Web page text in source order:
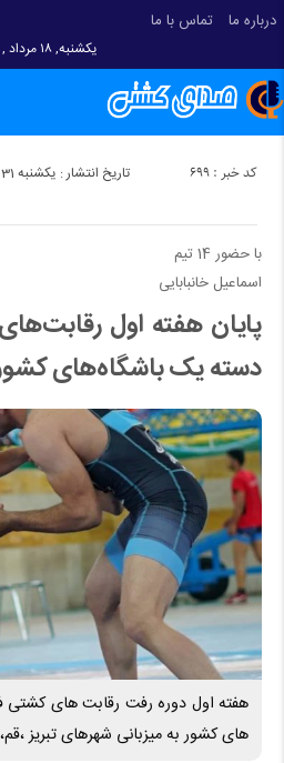
درباره ما تماس با ما
یکشنبه, ۱۸ مرداد , ۱۴۰۵
تاریخ انتشار : یکشنبه 31 اردیبهشت 1402 - 23:51 کد خبر : 699
با حضور 14 تیم
اسماعیل خانبابایی
پایان هفته اول
دسته یک باشگاه‌های
هفته اول دوره رفت رقابت های کشتی
های کشور به میزبانی شهرهای تبریز